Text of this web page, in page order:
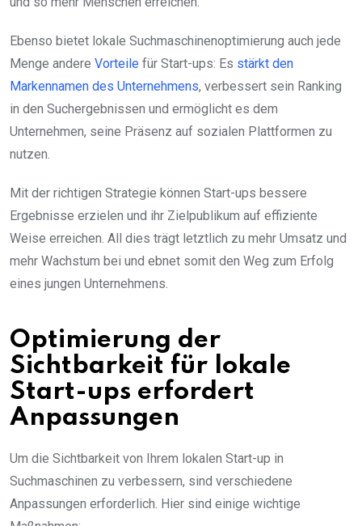
Ebenso bietet lokale Suchmaschinenoptimierung auch jede
Menge andere Vorteile für Start-ups: Es stärkt den
Markennamen des Unternehmens, verbessert sein Ranking
in den Suchergebnissen und ermöglicht es dem
Unternehmen, seine Präsenz auf sozialen Plattformen zu
nutzen.
Mit der richtigen Strategie können Start-ups bessere
Ergebnisse erzielen und ihr Zielpublikum auf effiziente
Weise erreichen. All dies trägt letztlich zu mehr Umsatz und
mehr Wachstum bei und ebnet somit den Weg zum Erfolg
eines jungen Unternehmens.
Optimierung der
Sichtbarkeit für lokale
Start-ups erfordert
Anpassungen
Um die Sichtbarkeit von Ihrem lokalen Start-up in
Suchmaschinen zu verbessern, sind verschiedene
Anpassungen erforderlich. Hier sind einige wichtige